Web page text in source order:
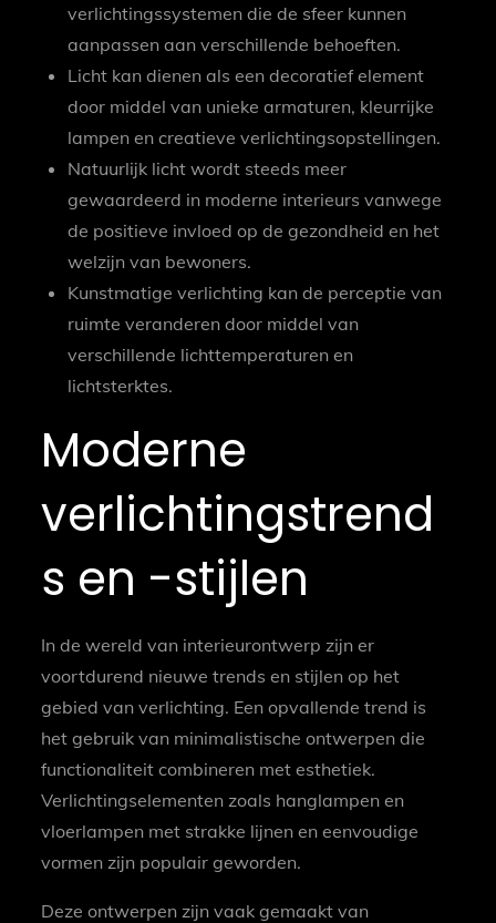
verlichtingssystemen die de sfeer kunnen
aanpassen aan verschillende behoeften.
Licht kan dienen als een decoratief element
door middel van unieke armaturen, kleurrijke
lampen en creatieve verlichtingsopstellingen.
Natuurlijk licht wordt steeds meer
gewaardeerd in moderne interieurs vanwege
de positieve invloed op de gezondheid en het
welzijn van bewoners.
Kunstmatige verlichting kan de perceptie van
ruimte veranderen door middel van
verschillende lichttemperaturen en
lichtsterktes.
Moderne
verlichtingstrend
s en -stijlen
In de wereld van interieurontwerp zijn er
voortdurend nieuwe trends en stijlen op het
gebied van verlichting. Een opvallende trend is
het gebruik van minimalistische ontwerpen die
functionaliteit combineren met esthetiek.
Verlichtingselementen zoals hanglampen en
vloerlampen met strakke lijnen en eenvoudige
vormen zijn populair geworden.
Deze ontwerpen zijn vaak gemaakt van